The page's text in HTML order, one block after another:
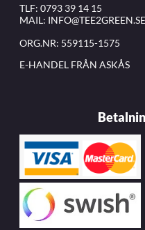
TLF: 0793 39 14 15
MAIL: INFO@TEE2GREEN.SE
ORG.NR: 559115-1575
E-HANDEL FRÅN ASKÅS